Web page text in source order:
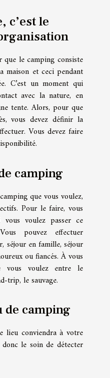
c’est le
que le camping consiste
maison et ceci pendant
C’est un moment qui
avec la nature, en
tente. Alors, pour que
vous devez définir la
Vous devez faire
camping
que vous voulez,
Pour le faire, vous
voulez passer ce
pouvez effectuer
séjour en famille, séjour
ou fiancés. À vous
vous voulez entre le
trip, le sauvage.
camping
lieu conviendra à votre
le soin de détecter